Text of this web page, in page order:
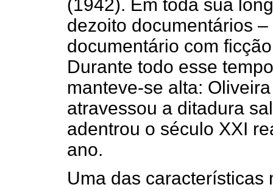
(1942). Em toda sua
dezoito documentários
documentário com
Durante todo esse
manteve-se alta:
atravessou a ditadura
adentrou o século XXI
ano.
Uma das características